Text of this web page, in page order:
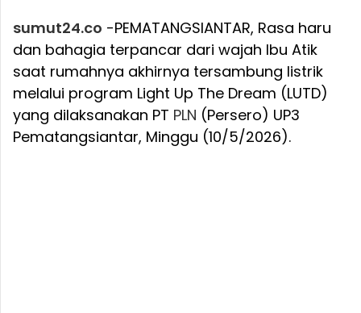
sumut24.co -PEMATANGSIANTAR, Rasa haru
dan bahagia terpancar dari wajah Ibu Atik
saat rumahnya akhirnya tersambung listrik
melalui program Light Up The Dream (LUTD)
yang dilaksanakan PT PLN (Persero) UP3
Pematangsiantar, Minggu (10/5/2026).